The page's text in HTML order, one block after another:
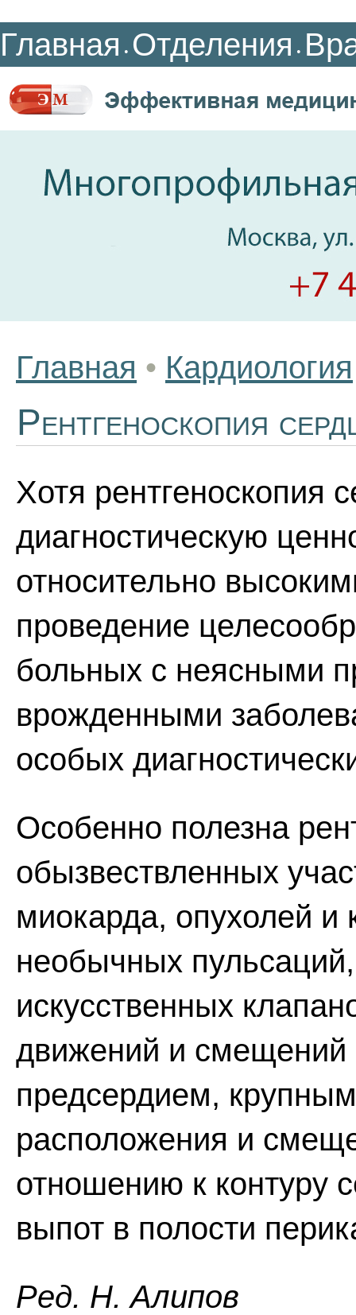
Главная • Отделения •
Главная • Кардиология
Рентгеноскопия
Хотя рентгеноскопия
диагностическую
относительно
проведение
больных с неясными
врожденными
особых
Особенно полезна
обызвествленных
миокарда, опухолей и
необычных
искусственных
движений и
предсердием,
расположения и
отношению к контуру
выпот в полости
Ред. Н. Алипов